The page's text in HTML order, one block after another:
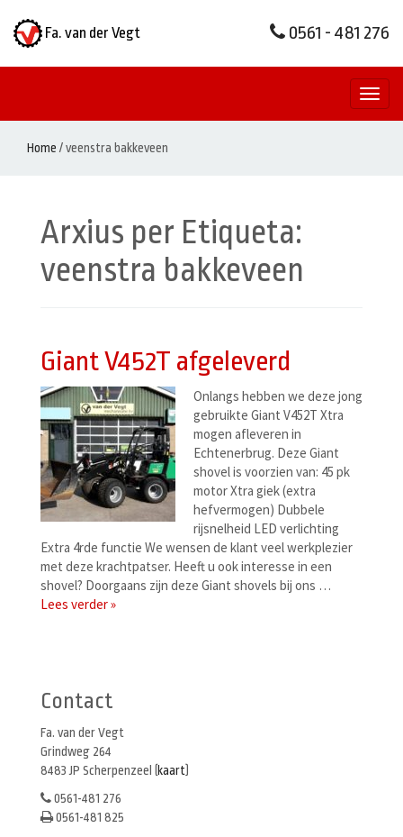
Fa. van der Vegt 0561 - 481 276
Home /veenstra bakkeveen
Arxius per Etiqueta:
veenstra bakkeveen
Giant V452T afgeleverd
Onlangs hebben we deze jong
gebruikte Giant V452T Xtra
mogen afleveren in
Echtenerbrug. Deze Giant
shovel is voorzien van: 45 pk
motor Xtra giek (extra
hefvermogen) Dubbele
rijsnelheid LED verlichting
Extra 4rde functie We wensen de klant veel werkplezier
met deze krachtpatser. Heeft u ook interesse in een
shovel? Doorgaans zijn deze Giant shovels bij ons …
Lees verder »
Contact
Fa. van der Vegt
Grindweg 264
8483 JP Scherpenzeel (kaart)
0561-481 276
0561-481 825